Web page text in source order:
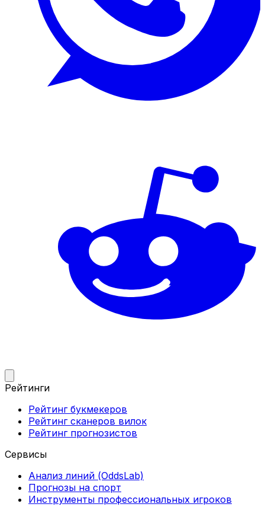
Рейтинги
Рейтинг букмекеров
Рейтинг сканеров вилок
Рейтинг прогнозистов
Сервисы
Анализ линий (OddsLab)
Прогнозы на спорт
Инструменты профессиональных игроков